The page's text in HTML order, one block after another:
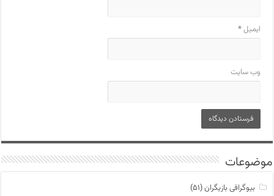
ایمیل*
وب‌ سایت
موضوعات
بیوگرافی بازیگران(۵۱)